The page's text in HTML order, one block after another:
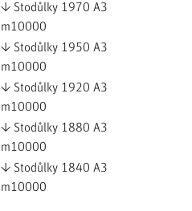
↓ Stodůlky 1970 A3
m10000
↓ Stodůlky 1950 A3
m10000
↓ Stodůlky 1920 A3
m10000
↓ Stodůlky 1880 A3
m10000
↓ Stodůlky 1840 A3
m10000